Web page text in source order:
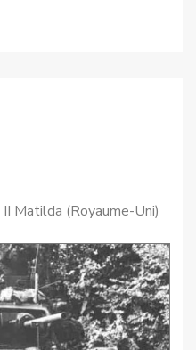
Matilda (Royaume-Uni)